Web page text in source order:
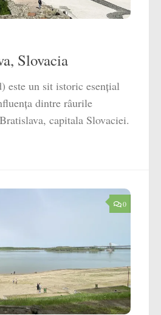
Slovacia
este un sit istoric esențial
dintre râurile
capitala Slovaciei.
0